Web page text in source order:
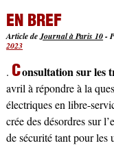
EN BREF
Article deJournal à Paris 10-
2023
. Consultation sur les
avril à répondre à la
électriques en libre-
crée des désordres sur
de sécurité tant pour les